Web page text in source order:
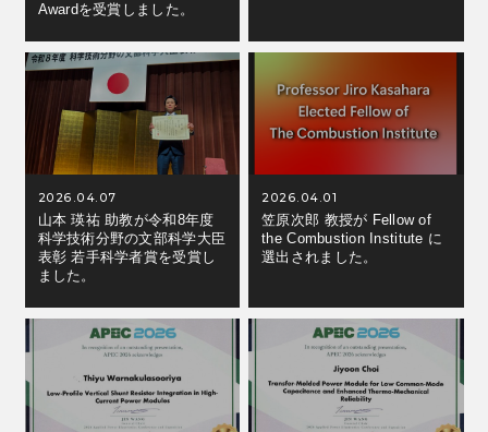
Awardを受賞しました。
2026.04.07
山本 瑛祐 助教が令和8年度
科学技術分野の文部科学大臣
表彰 若手科学者賞を受賞し
ました。
2026.04.01
笠原次郎 教授が Fellow of
the Combustion Institute に
選出されました。